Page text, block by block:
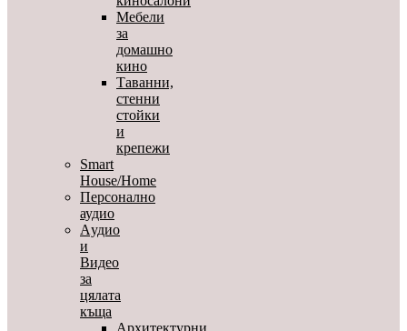
Мебели
за
домашно
кино
Таванни,
стенни
стойки
и
крепежи
Smart
House/Home
Персонално
аудио
Aудио
и
Видео
за
цялата
къща
Архитектурни